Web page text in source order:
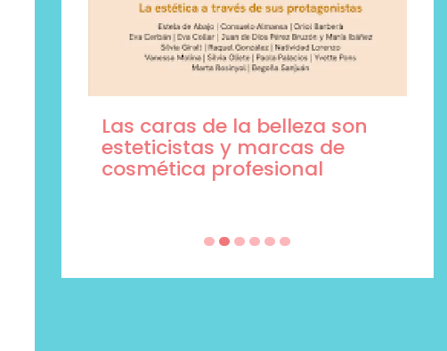
Las caras de la belleza son
esteticistas y marcas de
cosmética profesional